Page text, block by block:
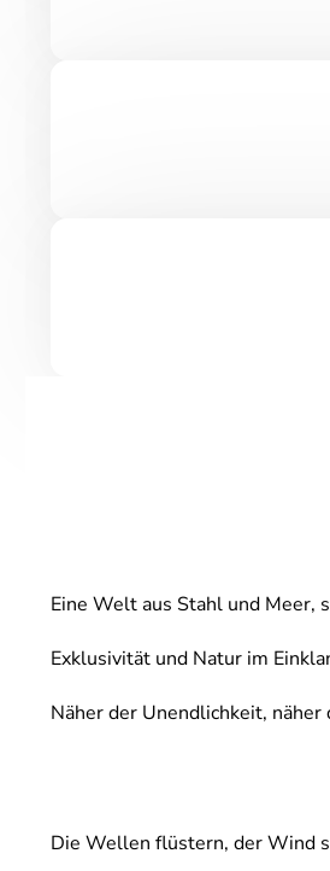
Eine Welt aus Stahl und Meer,
Exklusivität und Natur im
Näher der Unendlichkeit, näher
Die Wellen flüstern, der Wind